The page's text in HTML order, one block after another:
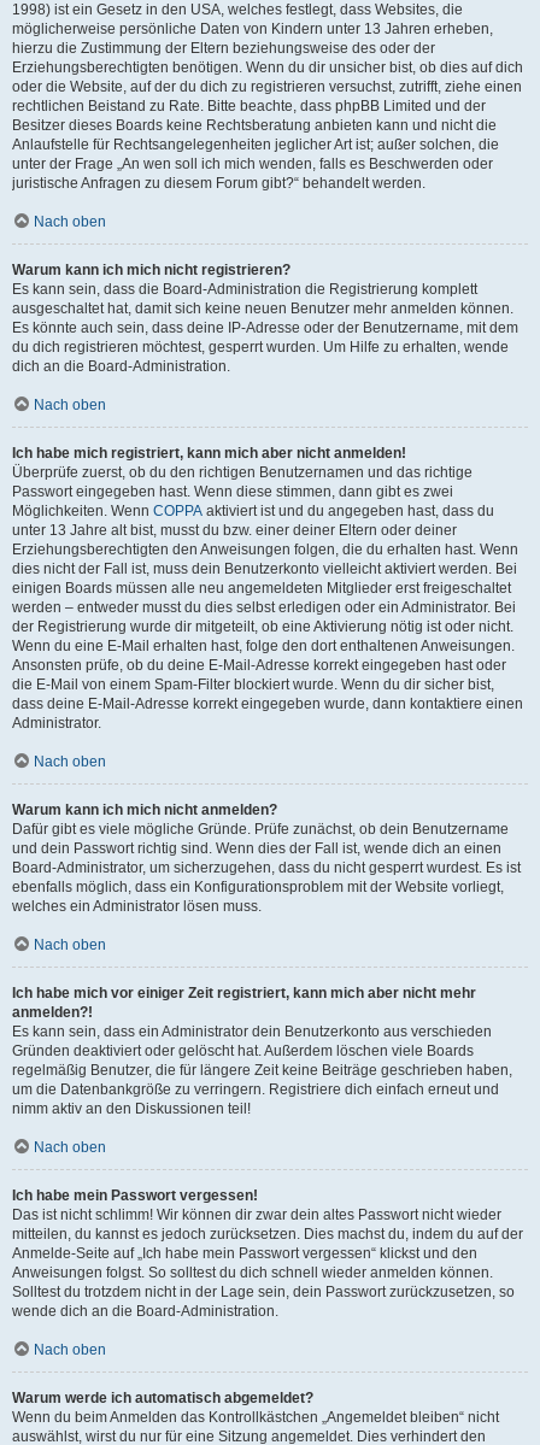
1998) ist ein Gesetz in den USA, welches festlegt, dass Websites, die
möglicherweise persönliche Daten von Kindern unter 13 Jahren erheben,
hierzu die Zustimmung der Eltern beziehungsweise des oder der
Erziehungsberechtigten benötigen. Wenn du dir unsicher bist, ob dies auf dich
oder die Website, auf der du dich zu registrieren versuchst, zutrifft, ziehe einen
rechtlichen Beistand zu Rate. Bitte beachte, dass phpBB Limited und der
Besitzer dieses Boards keine Rechtsberatung anbieten kann und nicht die
Anlaufstelle für Rechtsangelegenheiten jeglicher Art ist; außer solchen, die
unter der Frage „An wen soll ich mich wenden, falls es Beschwerden oder
juristische Anfragen zu diesem Forum gibt?“ behandelt werden.
Nach oben
Warum kann ich mich nicht registrieren?
Es kann sein, dass die Board-Administration die Registrierung komplett
ausgeschaltet hat, damit sich keine neuen Benutzer mehr anmelden können.
Es könnte auch sein, dass deine IP-Adresse oder der Benutzername, mit dem
du dich registrieren möchtest, gesperrt wurden. Um Hilfe zu erhalten, wende
dich an die Board-Administration.
Nach oben
Ich habe mich registriert, kann mich aber nicht anmelden!
Überprüfe zuerst, ob du den richtigen Benutzernamen und das richtige
Passwort eingegeben hast. Wenn diese stimmen, dann gibt es zwei
Möglichkeiten. Wenn COPPA aktiviert ist und du angegeben hast, dass du
unter 13 Jahre alt bist, musst du bzw. einer deiner Eltern oder deiner
Erziehungsberechtigten den Anweisungen folgen, die du erhalten hast. Wenn
dies nicht der Fall ist, muss dein Benutzerkonto vielleicht aktiviert werden. Bei
einigen Boards müssen alle neu angemeldeten Mitglieder erst freigeschaltet
werden – entweder musst du dies selbst erledigen oder ein Administrator. Bei
der Registrierung wurde dir mitgeteilt, ob eine Aktivierung nötig ist oder nicht.
Wenn du eine E-Mail erhalten hast, folge den dort enthaltenen Anweisungen.
Ansonsten prüfe, ob du deine E-Mail-Adresse korrekt eingegeben hast oder
die E-Mail von einem Spam-Filter blockiert wurde. Wenn du dir sicher bist,
dass deine E-Mail-Adresse korrekt eingegeben wurde, dann kontaktiere einen
Administrator.
Nach oben
Warum kann ich mich nicht anmelden?
Dafür gibt es viele mögliche Gründe. Prüfe zunächst, ob dein Benutzername
und dein Passwort richtig sind. Wenn dies der Fall ist, wende dich an einen
Board-Administrator, um sicherzugehen, dass du nicht gesperrt wurdest. Es ist
ebenfalls möglich, dass ein Konfigurationsproblem mit der Website vorliegt,
welches ein Administrator lösen muss.
Nach oben
Ich habe mich vor einiger Zeit registriert, kann mich aber nicht mehr
anmelden?!
Es kann sein, dass ein Administrator dein Benutzerkonto aus verschieden
Gründen deaktiviert oder gelöscht hat. Außerdem löschen viele Boards
regelmäßig Benutzer, die für längere Zeit keine Beiträge geschrieben haben,
um die Datenbankgröße zu verringern. Registriere dich einfach erneut und
nimm aktiv an den Diskussionen teil!
Nach oben
Ich habe mein Passwort vergessen!
Das ist nicht schlimm! Wir können dir zwar dein altes Passwort nicht wieder
mitteilen, du kannst es jedoch zurücksetzen. Dies machst du, indem du auf der
Anmelde-Seite auf „Ich habe mein Passwort vergessen“ klickst und den
Anweisungen folgst. So solltest du dich schnell wieder anmelden können.
Solltest du trotzdem nicht in der Lage sein, dein Passwort zurückzusetzen, so
wende dich an die Board-Administration.
Nach oben
Warum werde ich automatisch abgemeldet?
Wenn du beim Anmelden das Kontrollkästchen „Angemeldet bleiben“ nicht
auswählst, wirst du nur für eine Sitzung angemeldet. Dies verhindert den